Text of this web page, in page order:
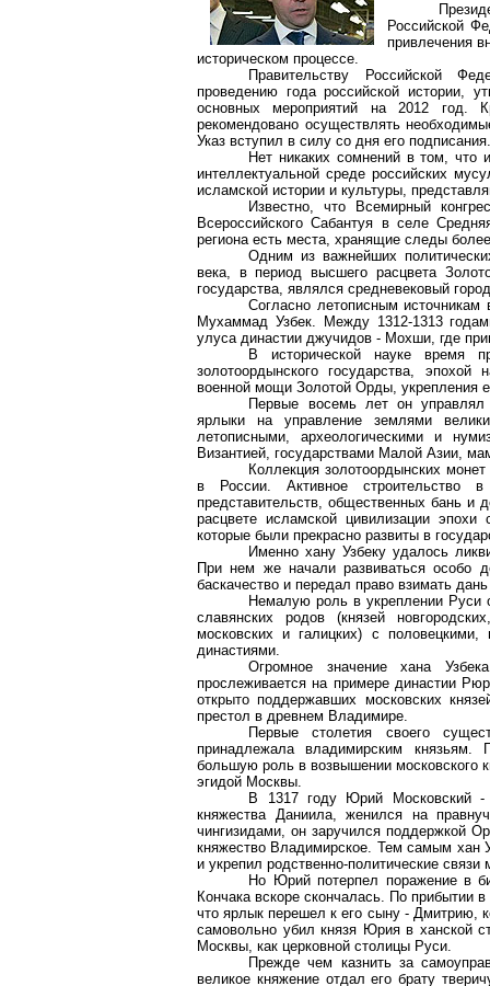
Российской
привлечения
историческом процессе.
Правительству Российской
проведению года российской истории,
основных мероприятий на 2012 год.
рекомендовано осуществлять
Указ вступил в силу со дня его подписания.
Нет никаких сомнений в том, что
интеллектуальной среде российских
исламской истории и культуры,
Известно, что Всемирный
Всероссийского Сабантуя в селе
региона есть места, хранящие следы
Одним из важнейших
века, в период высшего расцвета
государства, являлся средневековый
Согласно летописным
Мухаммад Узбек. Между 1312-1313
улуса династии джучидов - Мохши, где
В исторической науке время
золотоордынского государства,
военной мощи Золотой Орды, укрепления
Первые восемь лет он управлял
ярлыки на управление землями
летописными, археологическими и
Византией, государствами Малой Азии,
Коллекция золотоордынских
в России. Активное строительство
представительств, общественных бань и
расцвете исламской цивилизации эпохи
которые были прекрасно развиты в
Именно хану Узбеку удалось
При нем же начали развиваться особо
баскачество и передал право взимать
Немалую роль в укреплении Руси
славянских родов (князей
московских игалицких) с половецкими,
династиями.
Огромное значение хана
прослеживается на примере династии
открыто поддержавших московских
престол в древнем Владимире.
Первые столетия своего
принадлежала владимирским
большую роль в возвышении московского
эгидой Москвы.
В 1317 году Юрий Московский -
княжества Даниила, женился на
чингизидами, он заручился поддержкой
княжество Владимирское. Тем самым хан
и укрепил родственно-политические
Но Юрий потерпел поражение в
Кончакавскоре скончалась. По прибытии
что ярлык перешел к его сыну - Дмитрию,
самовольно убил князя Юрия в ханской
Москвы, как церковной столицы Руси.
Прежде чем казнить за
великое княжение отдал его брату